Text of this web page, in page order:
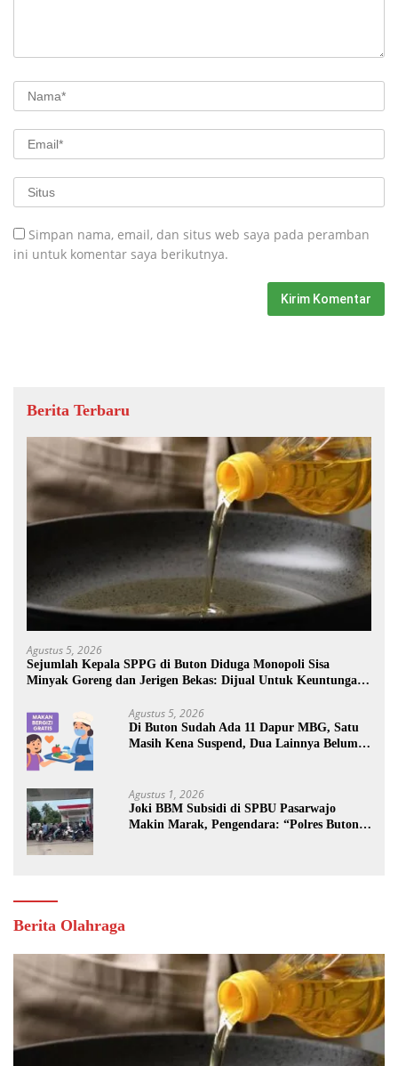
Simpan nama, email, dan situs web saya pada peramban
ini untuk komentar saya berikutnya.
Berita Terbaru
Agustus 5, 2026
Sejumlah Kepala SPPG di Buton Diduga Monopoli Sisa
Minyak Goreng dan Jerigen Bekas: Dijual Untuk Keuntungan
Agustus 5, 2026
Di Buton Sudah Ada 11 Dapur MBG, Satu
Masih Kena Suspend, Dua Lainnya Belum
Agustus 1, 2026
Joki BBM Subsidi di SPBU Pasarwajo
Makin Marak, Pengendara: “Polres Buton
Berita Olahraga